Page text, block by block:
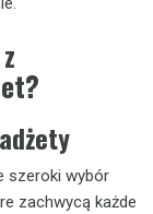
szeroki wybór
zachwycą każde